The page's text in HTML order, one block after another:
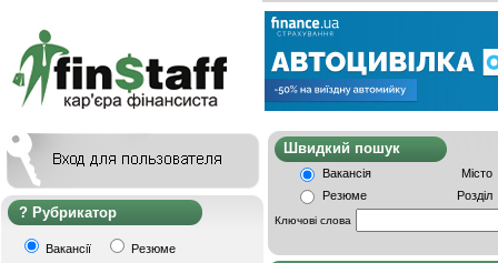
Рубрикатор
Вакансії Резюме
Швидкий
Вакансія
Місто
Резюме
Розділ
Ключові слова